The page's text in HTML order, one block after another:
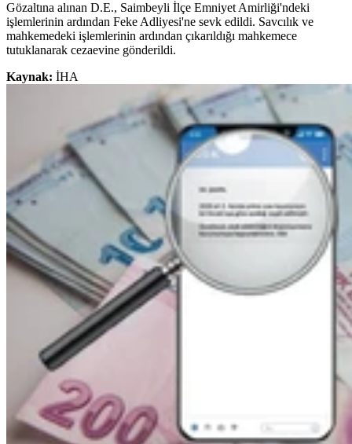
Gözaltına alınan D.E., Saimbeyli İlçe Emniyet Amirliği'ndeki
işlemlerinin ardından Feke Adliyesi'ne sevk edildi. Savcılık ve
mahkemedeki işlemlerinin ardından çıkarıldığı mahkemece
tutuklanarak cezaevine gönderildi.
Kaynak: İHA